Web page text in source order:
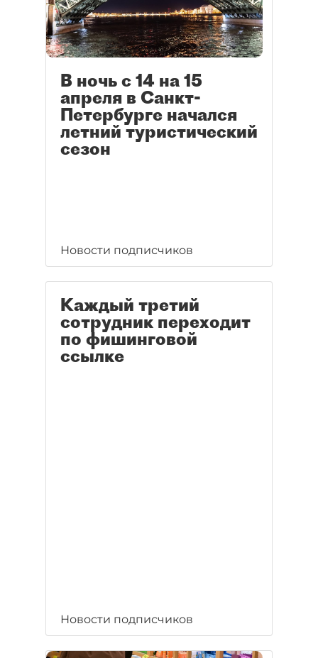
В ночь с 14 на 15
апреля в Санкт-
Петербурге начался
летний туристический
сезон
Новости подписчиков
Каждый третий
сотрудник переходит
по фишинговой
ссылке
Новости подписчиков